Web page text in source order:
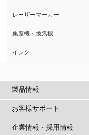
レーザーマーカー
集塵機・換気機
インク
製品情報
お客様サポート
企業情報・採用情報